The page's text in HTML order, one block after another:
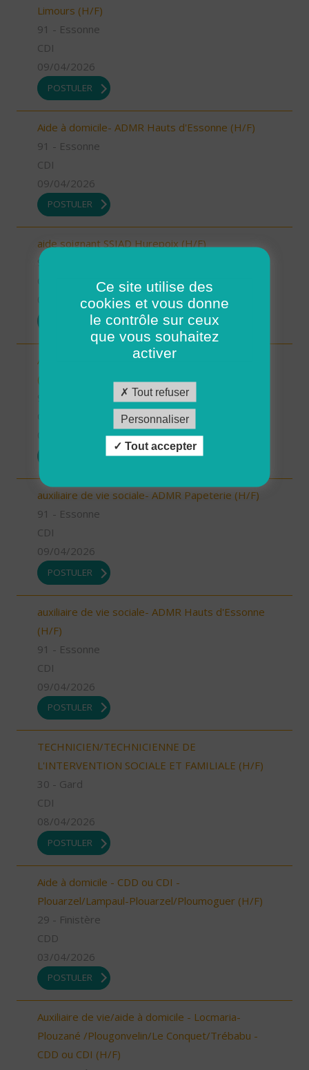
Limours (H/F)
91 - Essonne
CDI
09/04/2026
POSTULER
Aide à domicile- ADMR Hauts d'Essonne (H/F)
91 - Essonne
CDI
09/04/2026
POSTULER
aide soignant SSIAD Hurepoix (H/F)
91 - Essonne
09/04/2026
Aide à domicile - ADMR du Canton de Limours
(H/F)
auxiliaire de vie sociale- ADMR Papeterie (H/F)
91 - Essonne
CDI
09/04/2026
POSTULER
auxiliaire de vie sociale- ADMR Hauts d'Essonne
(H/F)
91 - Essonne
CDI
09/04/2026
POSTULER
TECHNICIEN/TECHNICIENNE DE
L'INTERVENTION SOCIALE ET FAMILIALE (H/F)
30 - Gard
CDI
08/04/2026
POSTULER
Aide à domicile - CDD ou CDI -
Plouarzel/Lampaul-Plouarzel/Ploumoguer (H/F)
29 - Finistère
CDD
03/04/2026
POSTULER
Auxiliaire de vie/aide à domicile - Locmaria-
Plouzané /Plougonvelin/Le Conquet/Trébabu -
CDD ou CDI (H/F)
Ce site utilise des
cookies et vous donne
le contrôle sur ceux
que vous souhaitez
activer
Tout refuser
Personnaliser
Tout accepter